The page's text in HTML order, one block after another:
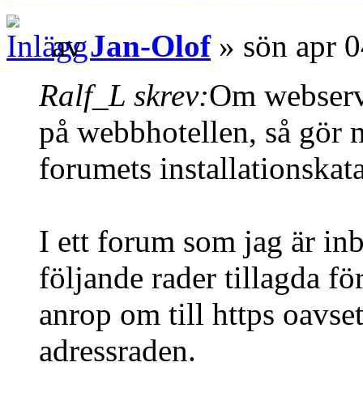
avJan-Olof» sön apr
Ralf_L skrev:Om
på webbhotellen, så gör
forumets
I ett forum som jag är
följande rader tillagda
anrop om till https
adressraden.